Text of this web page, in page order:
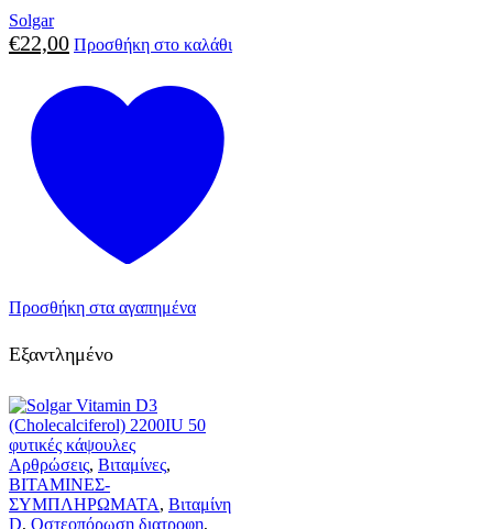
Solgar
€22,00 Προσθήκη στο καλάθι
Προσθήκη στα αγαπημένα
Εξαντλημένο
Αρθρώσεις, Βιταμίνες,
ΒΙΤΑΜΙΝΕΣ-
ΣΥΜΠΛΗΡΩΜΑΤΑ, Βιταμίνη
D, Οστεοπόρωση διατροφη,